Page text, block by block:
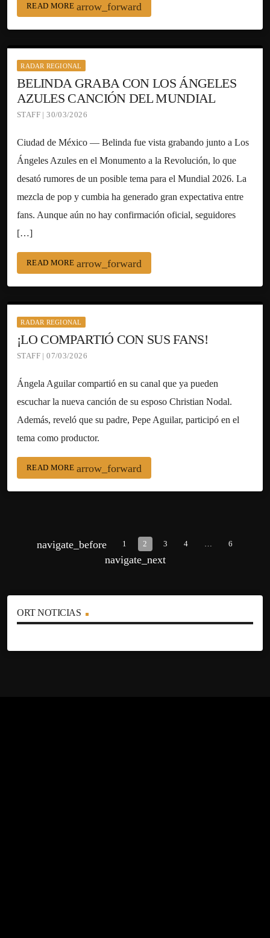
READ MORE arrow_forward
RADAR REGIONAL
BELINDA GRABA CON LOS ÁNGELES
AZULES CANCIÓN DEL MUNDIAL
STAFF | 30/03/2026
Ciudad de México — Belinda fue vista grabando junto a Los
Ángeles Azules en el Monumento a la Revolución, lo que
desató rumores de un posible tema para el Mundial 2026. La
mezcla de pop y cumbia ha generado gran expectativa entre
fans. Aunque aún no hay confirmación oficial, seguidores
[…]
READ MORE arrow_forward
RADAR REGIONAL
¡LO COMPARTIÓ CON SUS FANS!
STAFF | 07/03/2026
Ángela Aguilar compartió en su canal que ya pueden
escuchar la nueva canción de su esposo Christian Nodal.
Además, reveló que su padre, Pepe Aguilar, participó en el
tema como productor.
READ MORE arrow_forward
navigate_before 1 2 3 4 … 6
navigate_next
ORT NOTICIAS